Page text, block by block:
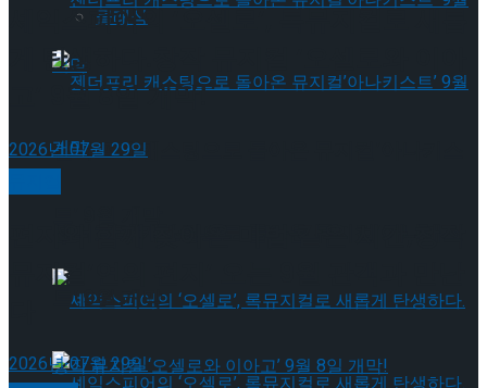
젠더프리 캐스팅으로 돌아온 뮤지컬’아나키스
클래식
트’ 9월 개막
셰익스피어의 ‘오셀로’, 록뮤지컬로 새롭
게 탄생하다.창작 뮤지컬 ‘오셀로와 이아
고’ 9월 8일 개막!
2026년 07월 29일
뮤지컬’연의 편지’ 오는 9월 관객과 만난
2026년 07월 29일